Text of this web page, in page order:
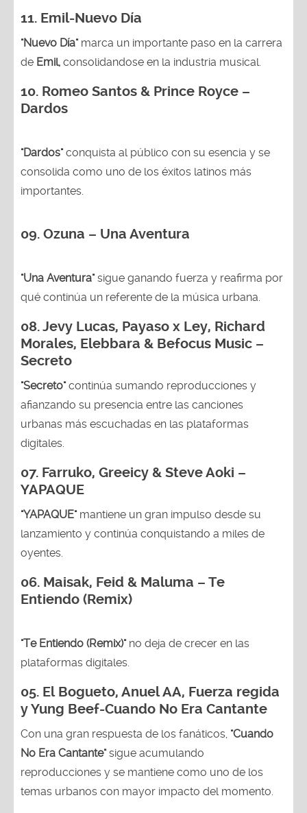
11. Emil-Nuevo Día
"Nuevo Día"marca un importante paso en la carrera
de Emil, consolidandose en la industria musical.
10. Romeo Santos & Prince Royce –
Dardos
"Dardos"conquista al público con su esencia y se
consolida como uno de los éxitos latinos más
importantes.
09. Ozuna – Una Aventura
"Una Aventura"sigue ganando fuerza y reafirma por
qué continúa un referente de la música urbana.
08. Jevy Lucas, Payaso x Ley, Richard
Morales, Elebbara & Befocus Music –
Secreto
"Secreto"continúa sumando reproducciones y
afianzando su presencia entre las canciones
urbanas más escuchadas en las plataformas
digitales.
07. Farruko, Greeicy & Steve Aoki –
YAPAQUE
"YAPAQUE"mantiene un gran impulso desde su
lanzamiento y continúa conquistando a miles de
oyentes.
06. Maisak, Feid & Maluma – Te
Entiendo (Remix)
"Te Entiendo (Remix)"no deja de crecer en las
plataformas digitales.
05. El Bogueto, Anuel AA, Fuerza regida
y Yung Beef-Cuando No Era Cantante
Con una gran respuesta de los fanáticos, "Cuando
No Era Cantante"sigue acumulando
reproducciones y se mantiene como uno de los
temas urbanos con mayor impacto del momento.